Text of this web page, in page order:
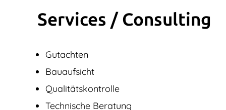
Services / Consulting
Gutachten
Bauaufsicht
Qualitätskontrolle
Technische Beratung